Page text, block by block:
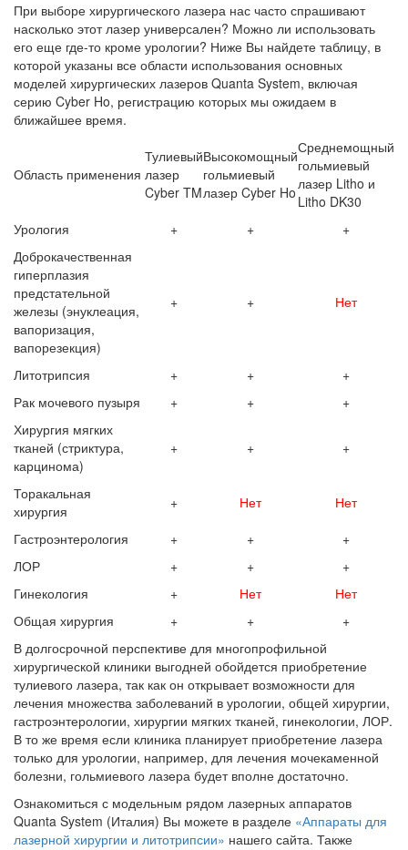
При выборе хирургического лазера нас часто спрашивают
насколько этот лазер универсален? Можно ли использовать
его еще где-то кроме урологии? Ниже Вы найдете таблицу, в
которой указаны все области использования основных
моделей хирургических лазеров Quanta System, включая
серию Cyber Ho, регистрацию которых мы ожидаем в
ближайшее время.
Область применения
Тулиевый
лазер
Cyber TM
Высокомощный
гольмиевый
лазер Cyber Ho
Среднемощный
гольмиевый
лазер Litho и
Litho DK30
Урология
+ +
+
Доброкачественная
гиперплазия
предстательной
железы (энуклеация,
вапоризация,
вапорезекция)
+ + Нет
Литотрипсия + +
+
Рак мочевого пузыря
+ +
+
Хирургия мягких
тканей (стриктура,
карцинома)
+ + +
Торакальная
хирургия
+ Нет
Нет
Гастроэнтерология
+ +
+
ЛОР
+ +
+
Гинекология
+ Нет
Нет
Общая хирургия
+ +
+
В долгосрочной перспективе для многопрофильной
хирургической клиники выгодней обойдется приобретение
тулиевого лазера, так как он открывает возможности для
лечения множества заболеваний в урологии, общей хирургии,
гастроэнтерологии, хирургии мягких тканей, гинекологии, ЛОР.
В то же время если клиника планирует приобретение лазера
только для урологии, например, для лечения мочекаменной
болезни, гольмиевого лазера будет вполне достаточно.
Ознакомиться с модельным рядом лазерных аппаратов
Quanta System (Италия) Вы можете в разделе «Аппараты для
лазерной хирургии и литотрипсии» нашего сайта. Также